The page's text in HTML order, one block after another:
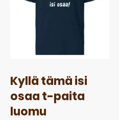
Kyllä tämä isi
osaa t-paita
luomu